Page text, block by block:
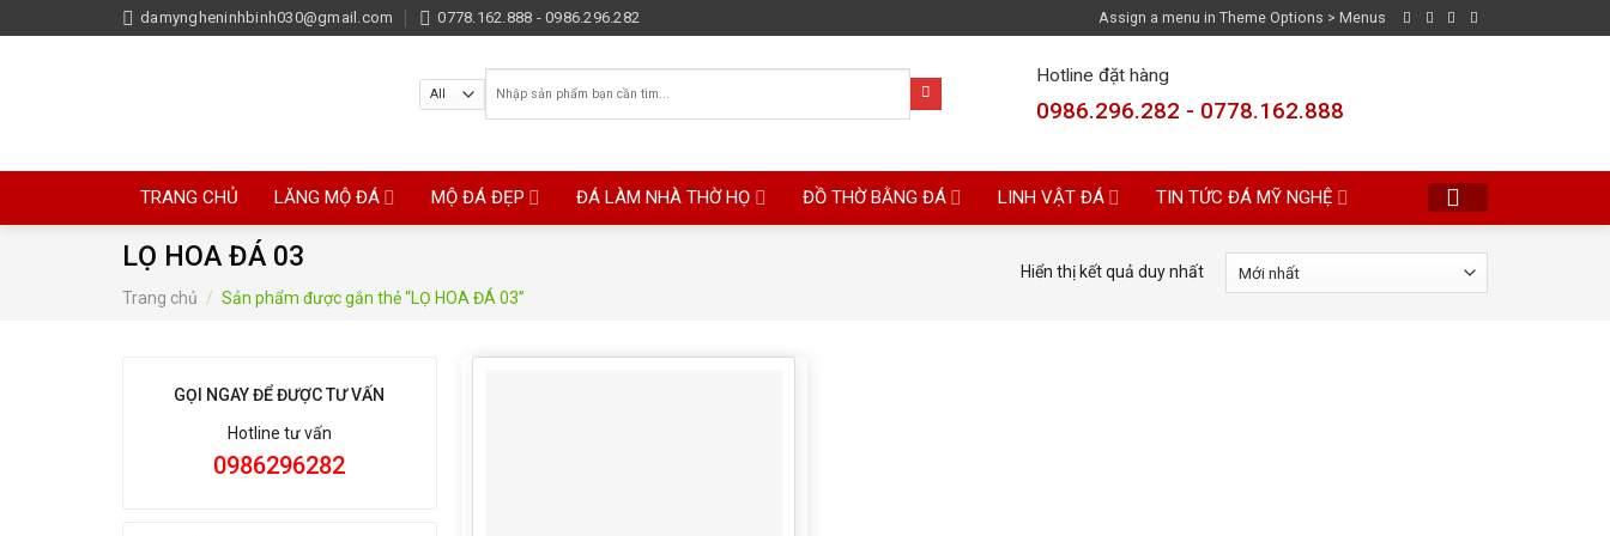
to
damyngheninhbinh030@gmail.com 0778.162.888 - 0986.296.282 Assign a menu in Theme Options > Menus
Tìm
kiếm:
Hotline đặt hàng
0986.296.282 - 0778.162.888
TRANG CHỦ LĂNG MỘ ĐÁ MỘ ĐÁ ĐẸP ĐÁ LÀM NHÀ THỜ HỌ ĐỒ THỜ BẰNG ĐÁ LINH VẬT ĐÁ TIN TỨC ĐÁ MỸ NGHỆ
LỌ HOA ĐÁ 03
Trang chủ / Sản phẩm được gắn thẻ “LỌ HOA ĐÁ 03”
Hiển thị kết quả duy nhất
GỌI NGAY ĐỂ ĐƯỢC TƯ VẤN
Hotline tư vấn
0986296282